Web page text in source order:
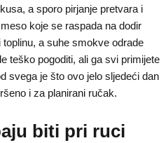
a sporo pirjanje pretvara i
koje se raspada na dodir
a suhe smokve odrade
teško pogoditi, ali ga svi primijete
svega je što ovo jelo sljedeći dan
i za planirani ručak.
biti pri ruci